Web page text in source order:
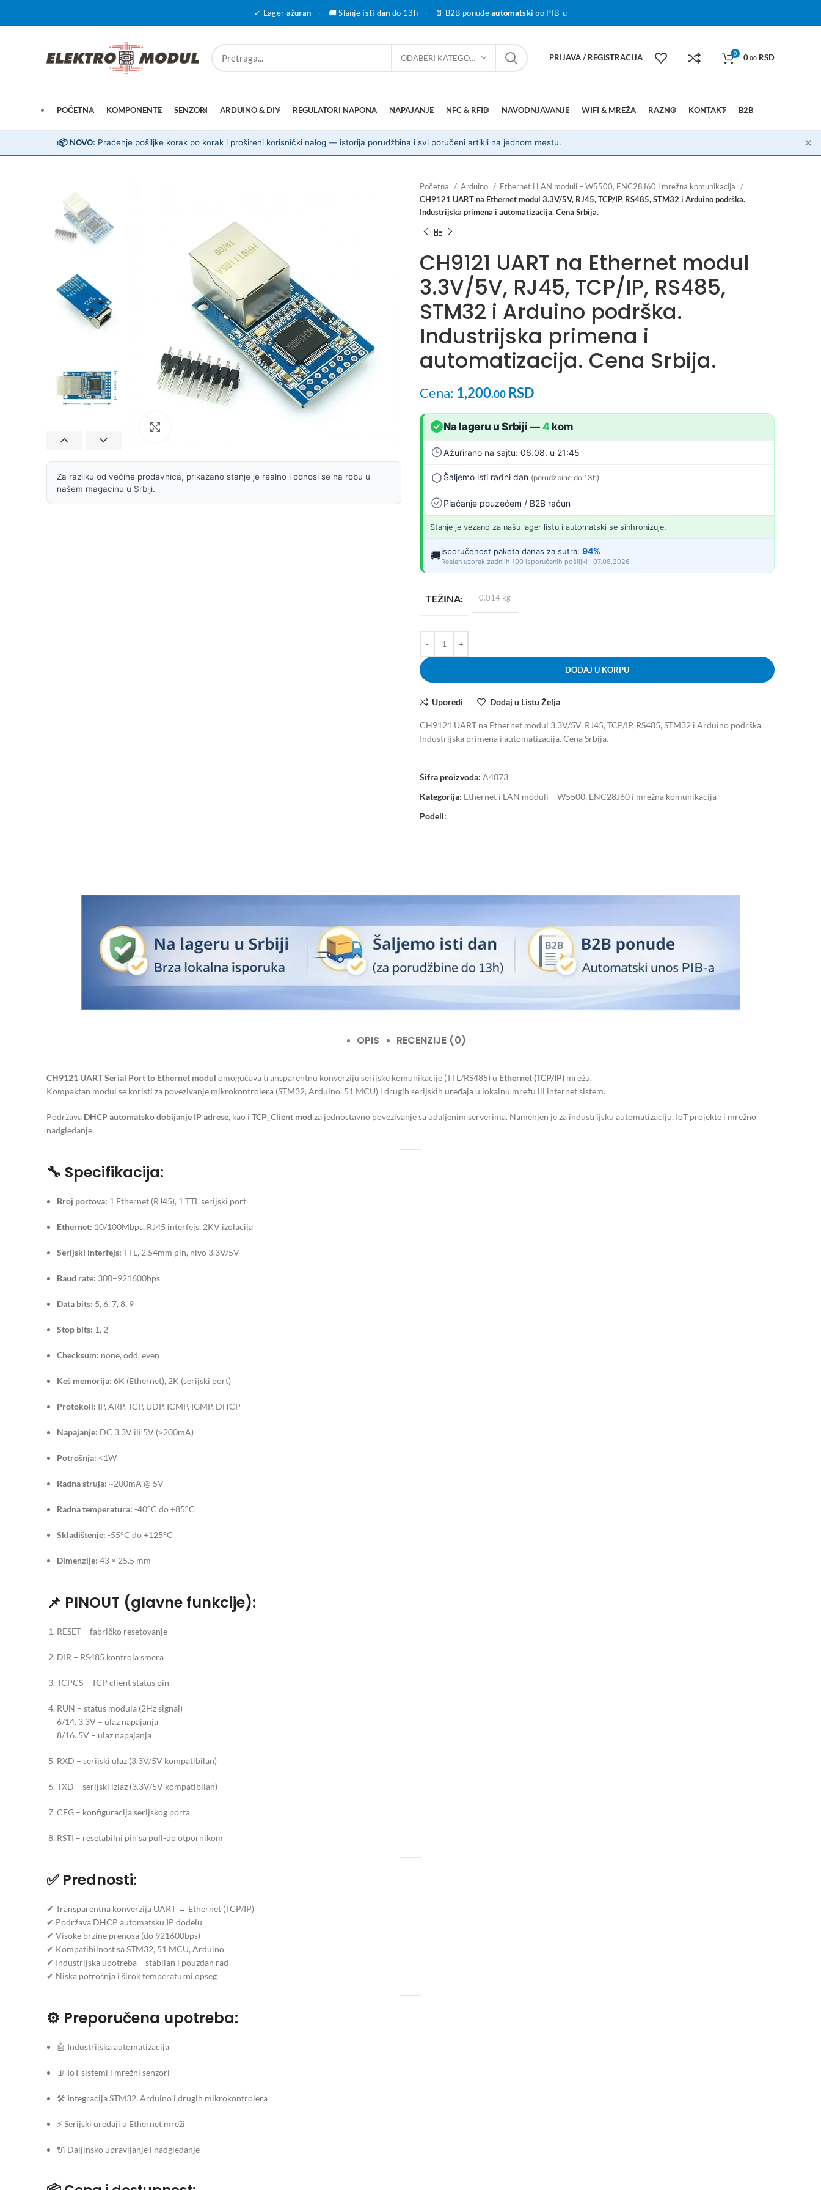
✓ Lager ažuran · 🚚 Slanjeisti dan do 13h · 📄 B2B ponudeautomatski po PIB-u
ODABERI KATEGORIJU PRIJAVA / REGISTRACIJA 0 0.00 RSD
POČETNA KOMPONENTE SENZORI ARDUINO & DIY REGULATORI NAPONA NAPAJANJE NFC & RFID NAVODNJAVANJE WIFI & MREŽA RAZNO KONTAKT B2B
ℹ️📦 NOVO: Praćenje pošiljke korak po korak i prošireni korisnički nalog — istorija porudžbina i svi poručeni artikli na jednom mestu. ✕
Za razliku od većine prodavnica, prikazano stanje je realno i odnosi se na robu u
našem magacinu u Srbiji.
Početna Arduino
Ethernet i LAN moduli – W5500, ENC28J60 i mrežna komunikacija
CH9121 UART na Ethernet modul 3.3V/5V, RJ45, TCP/IP, RS485, STM32 i Arduino podrška.
Industrijska primena i automatizacija. Cena Srbija.
CH9121 UART na Ethernet modul
3.3V/5V, RJ45, TCP/IP, RS485,
STM32 i Arduino podrška.
Industrijska primena i
automatizacija. Cena Srbija.
Cena: 1,200.00 RSD
Na lageru u Srbiji — 4 kom
Ažurirano na sajtu: 06.08. u 21:45
Šaljemo isti radni dan (porudžbine do 13h)
Plaćanje pouzećem / B2B račun
Stanje je vezano za našu lager listu i automatski se sinhronizuje.
🚚Isporučenost paketa danas za sutra: 94%
Realan uzorak zadnjih 100 isporučenih pošiljki · 07.08.2026
TEŽINA 0.014 kg
DODAJ U KORPU
Uporedi Dodaj u Listu Želja
CH9121 UART na Ethernet modul 3.3V/5V, RJ45, TCP/IP, RS485, STM32 i Arduino podrška.
Industrijska primena i automatizacija. Cena Srbija.
Šifra proizvoda: A4073
Kategorija: Ethernet i LAN moduli – W5500, ENC28J60 i mrežna komunikacija
Podeli:
OPIS RECENZIJE (0)
CH9121 UART Serial Port to Ethernet modul omogućava transparentnu konverziju serijske komunikacije (TTL/RS485) u Ethernet (TCP/IP) mrežu.
Kompaktan modul se koristi za povezivanje mikrokontrolera (STM32, Arduino, 51 MCU) i drugih serijskih uređaja u lokalnu mrežu ili internet sistem.
Podržava DHCP automatsko dobijanje IP adrese, kao i TCP_Client mod za jednostavno povezivanje sa udaljenim serverima. Namenjen je za industrijsku automatizaciju, IoT projekte i mrežno
nadgledanje.
🔧 Specifikacija:
Broj portova: 1 Ethernet (RJ45), 1 TTL serijski port
Ethernet: 10/100Mbps, RJ45 interfejs, 2KV izolacija
Serijski interfejs: TTL, 2.54mm pin, nivo 3.3V/5V
Baud rate: 300–921600bps
Data bits: 5, 6, 7, 8, 9
Stop bits: 1, 2
Checksum: none, odd, even
Keš memorija: 6K (Ethernet), 2K (serijski port)
Protokoli: IP, ARP, TCP, UDP, ICMP, IGMP, DHCP
Napajanje: DC 3.3V ili 5V (≥200mA)
Potrošnja: <1W
Radna struja: ~200mA @ 5V
Radna temperatura: -40°C do +85°C
Skladištenje: -55°C do +125°C
Dimenzije: 43 × 25.5 mm
📌 PINOUT (glavne funkcije):
RESET – fabričko resetovanje
DIR – RS485 kontrola smera
TCPCS – TCP client status pin
RUN – status modula (2Hz signal)
6/14. 3.3V – ulaz napajanja
8/16. 5V – ulaz napajanja
RXD – serijski ulaz (3.3V/5V kompatibilan)
TXD – serijski izlaz (3.3V/5V kompatibilan)
CFG – konfiguracija serijskog porta
RSTI – resetabilni pin sa pull-up otpornikom
✅ Prednosti:
✔ Transparentna konverzija UART ↔ Ethernet (TCP/IP)
✔ Podržava DHCP automatsku IP dodelu
✔ Visoke brzine prenosa (do 921600bps)
✔ Kompatibilnost sa STM32, 51 MCU, Arduino
✔ Industrijska upotreba – stabilan i pouzdan rad
✔ Niska potrošnja i širok temperaturni opseg
⚙ Preporučena upotreba:
🤖 Industrijska automatizacija
📡 IoT sistemi i mrežni senzori
🛠 Integracija STM32, Arduino i drugih mikrokontrolera
⚡ Serijski uređaji u Ethernet mreži
🔌 Daljinsko upravljanje i nadgledanje